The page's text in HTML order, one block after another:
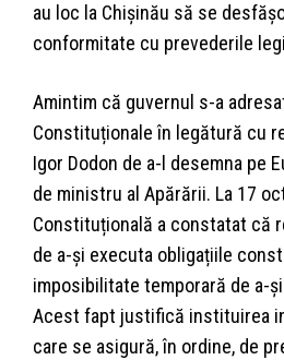
au loc la Chișinău să se
conformitate cu prevederile
Amintim că guvernul s-a
Constituționale în legătură cu
Igor Dodon de a-l desemna pe
de ministru al Apărării. La 17
Constituțională a constatat că
de a-și executa obligațiile
imposibilitate temporară de a-
Acest fapt justifică instituirea
care se asigură, în ordine, de